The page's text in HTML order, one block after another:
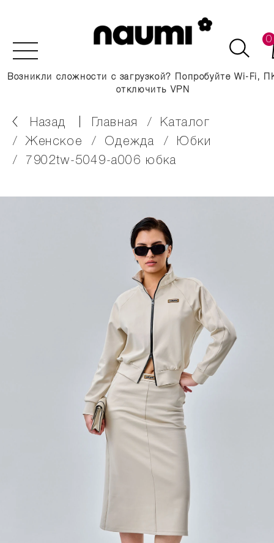
0
Возникли сложности с загрузкой? Попробуйте Wi-Fi,
отключить VPN
Назад главная
каталог
женское
одежда
юбки
7902tw-5049-a006 юбка